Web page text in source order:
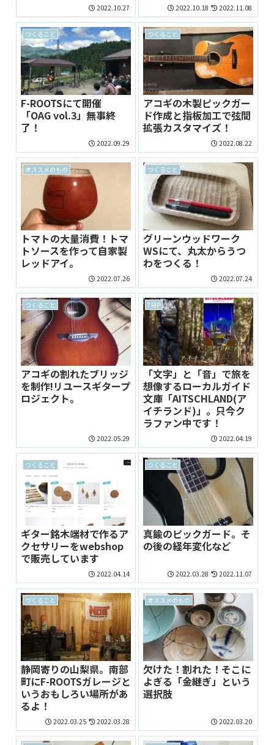
2022.10.27 2022.10.18 2022.11.08
つくること
F-ROOTSにて開催
「OAG vol.3」無事終
了！
2022.09.29
つくること
アコギの木製ピックガー
ド作成と指板加工で弦間
拡張カスタマイズ！
2022.08.22
オススメのもの
トマトの大量消費！トマ
トソースを作って自家製
レッドアイ。
2022.07.26
つくること
グリーンウッドワーク
WSにて、丸太からうつ
わをつくる！
2022.07.24
つくること
アコギの割れたブリッジ
を制作!リユースギタープ
ロジェクト。
2022.05.29
TRIP
「文字」と「音」で旅を
想像するローカルガイド
文庫「AITSCHLAND(ア
イチランド)」。只今ク
ラファン中です！
2022.04.19
つくること
ギター銘木端材で作るア
クセサリーをwebshop
で販売しています
2022.04.14
つくること
真鍮のピックガード。そ
の後の経年変化など
2022.03.28 2022.11.07
つくること
静岡寄りの山梨県。南部
町にF-ROOTSガレージと
いうおもしろい場所があ
るよ！
2022.03.25 2022.03.28
オススメのもの
欠けた！割れた！そこに
よぎる「金継ぎ」という
選択肢
2022.03.20